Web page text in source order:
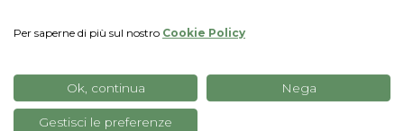
Per saperne di più sul nostro Cookie Policy
Ok, continua Nega
Gestisci le preferenze